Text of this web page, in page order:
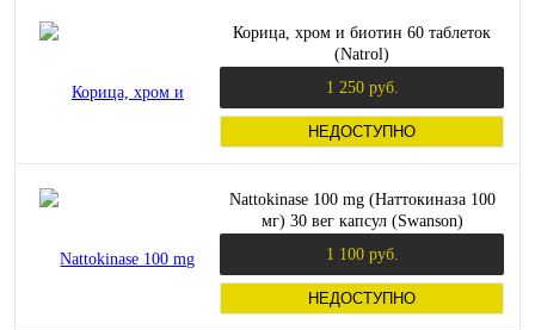
Корица, хром и биотин 60 таблеток
(Natrol)
1 250 руб.
НЕДОСТУПНО
Nattokinase 100 mg (Наттокиназа 100
мг) 30 вег капсул (Swanson)
1 100 руб.
НЕДОСТУПНО